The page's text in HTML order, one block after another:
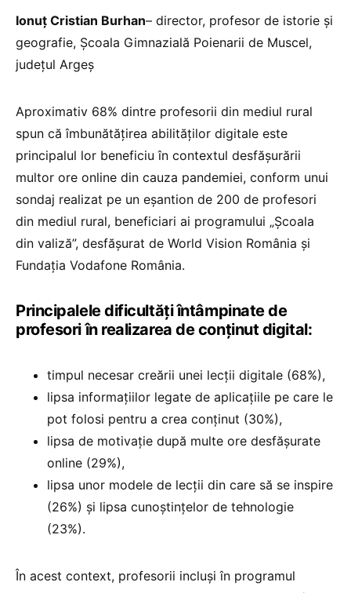
Ionuț Cristian Burhan– director, profesor de istorie și
geografie, Școala Gimnazială Poienarii de Muscel,
județul Argeș
Aproximativ 68% dintre profesorii din mediul rural
spun că îmbunătățirea abilităților digitale este
principalul lor beneficiu în contextul desfășurării
multor ore online din cauza pandemiei, conform unui
sondaj realizat pe un eșantion de 200 de profesori
din mediul rural, beneficiari ai programului „Școala
din valiză”, desfășurat de World Vision România și
Fundația Vodafone România.
Principalele dificultăți întâmpinate de
profesori în realizarea de conținut digital:
timpul necesar creării unei lecții digitale (68%),
lipsa informațiilor legate de aplicațiile pe care le
pot folosi pentru a crea conținut (30%),
lipsa de motivație după multe ore desfășurate
online (29%),
lipsa unor modele de lecții din care să se inspire
(26%) și lipsa cunoștințelor de tehnologie
(23%).
În acest context, profesorii incluși în programul